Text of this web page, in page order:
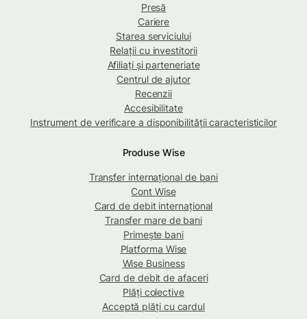
Presă
Cariere
Starea serviciului
Relații cu investitorii
Afiliați și parteneriate
Centrul de ajutor
Recenzii
Accesibilitate
Instrument de verificare a disponibilității caracteristicilor
Produse Wise
Transfer internațional de bani
Cont Wise
Card de debit internațional
Transfer mare de bani
Primește bani
Platforma Wise
Wise Business
Card de debit de afaceri
Plăți colective
Acceptă plăți cu cardul